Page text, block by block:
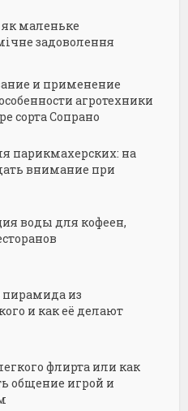
маленьке
задоволення
и применение
агротехники
сорта Сопрано
парикмахерских: на
внимание при
воды для кофеен,
пирамида из
и как её делают
флирта или как
общение игрой и